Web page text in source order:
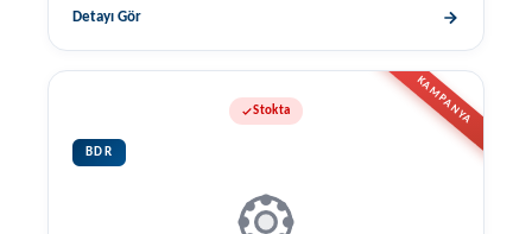
Detayı Gör
KAMPANYA
Stokta
BDR